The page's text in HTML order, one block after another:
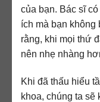
của bạn. Bác sĩ
ích mà bạn
rằng, khi mọi thứ
nên nhẹ nhàng
Khi đã thấu hiểu
khoa, chúng ta sẽ